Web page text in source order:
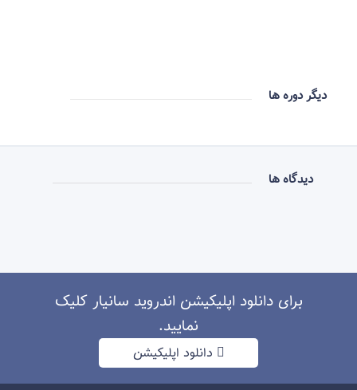
دیگر دوره ها
دیدگاه ها
برای دانلود اپلیکیشن اندروید سانیار کلیک
نمایید.
دانلود اپلیکیشن